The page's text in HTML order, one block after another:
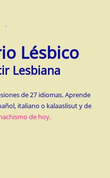
Lésbico
Lesbiana
de 27 idiomas. Aprende
italiano o kalaaslisut y de
de hoy.